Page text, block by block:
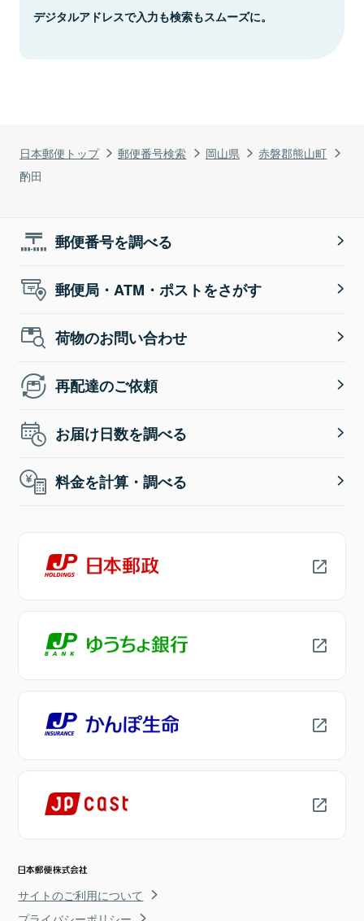
日本郵便トップ 郵便番号検索 岡山県
赤磐郡熊山町
酌田
デジタルアドレスで入力も検索もスムーズに。
郵便番号を調べる
郵便局・ATM・ポストをさがす
荷物のお問い合わせ
再配達のご依頼
お届け日数を調べる
料金を計算・調べる
サイトのご利用について